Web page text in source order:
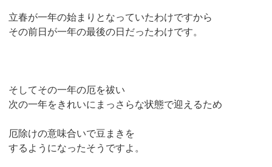
立春が一年の始まりとなっていたわけですから
その前日が一年の最後の日だったわけです。
そしてその一年の厄を祓い
次の一年をきれいにまっさらな状態で迎えるため
厄除けの意味合いで豆まきを
するようになったそうですよ。